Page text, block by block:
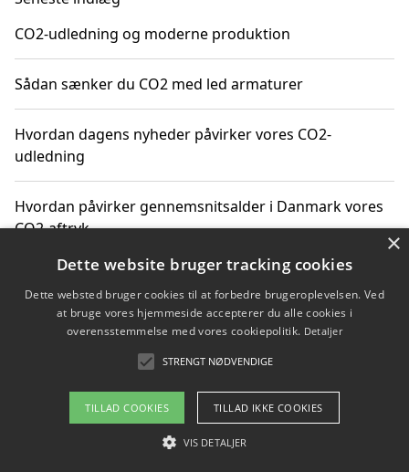
CO2-udledning og moderne produktion
Sådan sænker du CO2 med led armaturer
Hvordan dagens nyheder påvirker vores CO2-
udledning
Hvordan påvirker gennemsnitsalder i Danmark vores
CO2-aftryk
Hvordan nyheder om CO2-udledning påvirker vores
hverdag
Om / kontakt
Blog Betingelser
×
Dette website bruger tracking cookies
Dette websted bruger cookies til at forbedre brugeroplevelsen. Ved
at bruge vores hjemmeside accepterer du alle cookies i
overensstemmelse med vores cookiepolitik. Detaljer
STRENGT NØDVENDIGE
TILLAD COOKIES TILLAD IKKE COOKIES
VIS DETALJER